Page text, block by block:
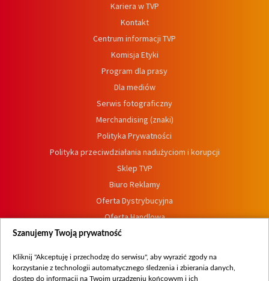
Kariera w TVP
Kontakt
Centrum informacji TVP
Komisja Etyki
Program dla prasy
Dla mediów
Serwis fotograficzny
Merchandising (znaki)
Polityka Prywatności
Polityka przeciwdziałania nadużyciom i korupcji
Sklep TVP
Biuro Reklamy
Oferta Dystrybucyjna
Oferta Handlowa
Dostępność
Procedura zgłoszeń wewnętrznych
Szanujemy Twoją prywatność
Kliknij "Akceptuję i przechodzę do serwisu", aby wyrazić zgody na
korzystanie z technologii automatycznego śledzenia i zbierania danych,
dostęp do informacji na Twoim urządzeniu końcowym i ich